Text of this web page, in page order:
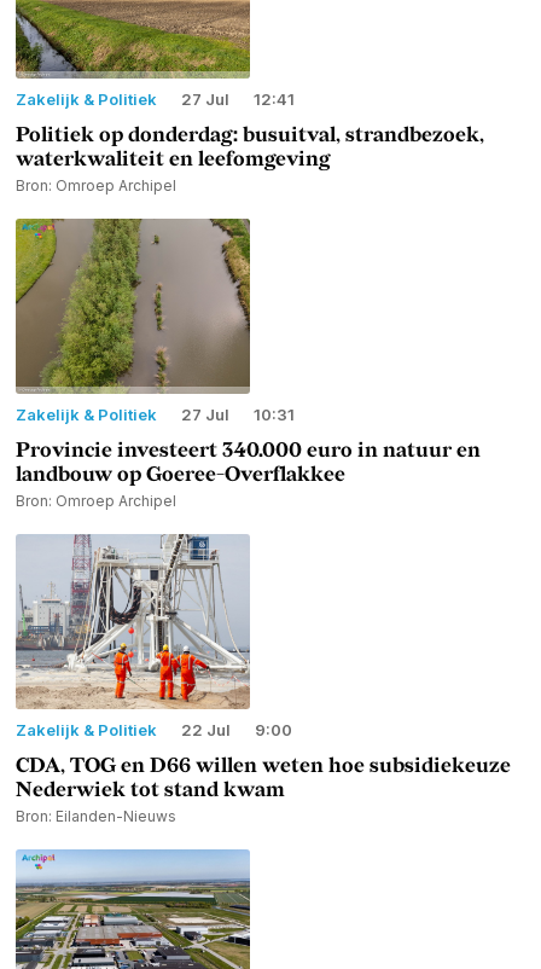
Zakelijk & Politiek 27 Jul 12:41
Politiek op donderdag: busuitval, strandbezoek,
waterkwaliteit en leefomgeving
Bron: Omroep Archipel
Zakelijk & Politiek 27 Jul 10:31
Provincie investeert 340.000 euro in natuur en
landbouw op Goeree-Overflakkee
Bron: Omroep Archipel
Zakelijk & Politiek 22 Jul 9:00
CDA, TOG en D66 willen weten hoe subsidiekeuze
Nederwiek tot stand kwam
Bron: Eilanden-Nieuws